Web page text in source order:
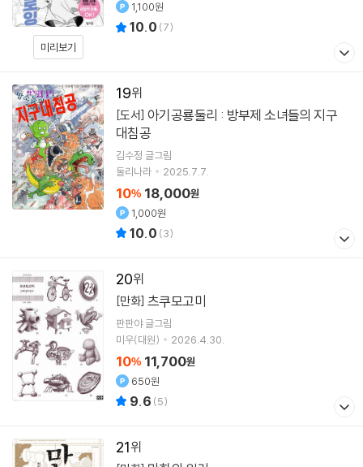
미리보기
1,100원
10.0 (7)
19
[도서]
대침공
김수정 글그림
둘리나라
2025.7.7.
10% 18,000원
1,000원
10.0 (3)
20
[만화] 츠쿠모고미
판판야글그림
미우(대원)
2026.4.30.
10% 11,700원
650원
9.6 (5)
21